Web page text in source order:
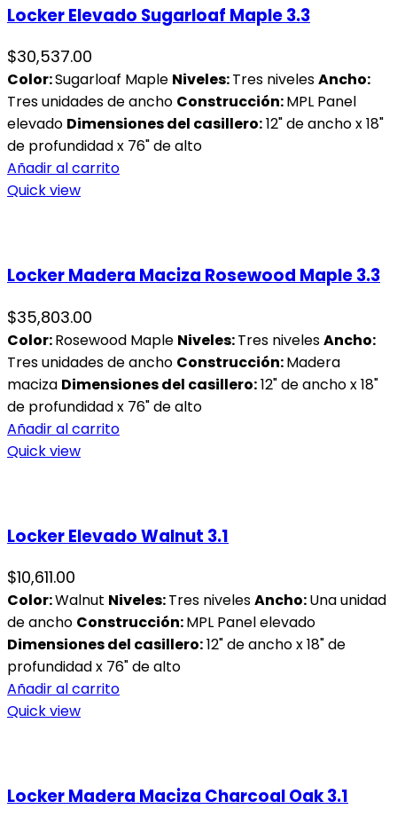
Locker Elevado Sugarloaf Maple 3.3
$30,537.00
Color:Sugarloaf Maple Niveles:Tres nivelesAncho:
Tres unidades de ancho Construcción:MPL Panel
elevado Dimensiones del casillero:12" de ancho x 18"
de profundidad x 76" de alto
Añadir al carrito
Quick view
Locker Madera Maciza Rosewood Maple 3.3
$35,803.00
Color:Rosewood Maple Niveles:Tres nivelesAncho:
Tres unidades de ancho Construcción:Madera
maciza Dimensiones del casillero:12" de ancho x 18"
de profundidad x 76" de alto
Añadir al carrito
Quick view
Locker Elevado Walnut 3.1
$10,611.00
Color:Walnut Niveles:Tres nivelesAncho:Una unidad
de ancho Construcción:MPL Panel elevado
Dimensiones del casillero:12" de ancho x 18" de
profundidad x 76" de alto
Añadir al carrito
Quick view
Locker Madera Maciza Charcoal Oak 3.1